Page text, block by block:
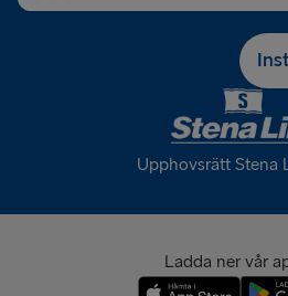
France (EUR)
Upphovsrätt Stena
Ladda ner vår